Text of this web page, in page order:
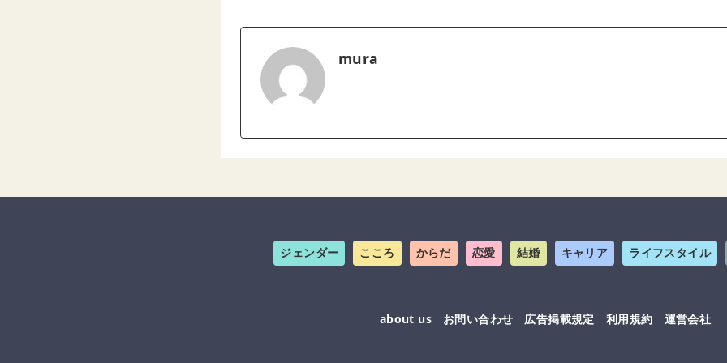
mura
ジェンダー こころ からだ 恋愛 結婚 キャリア ライフスタイル
about us お問い合わせ 広告掲載規定 利用規約 運営会社